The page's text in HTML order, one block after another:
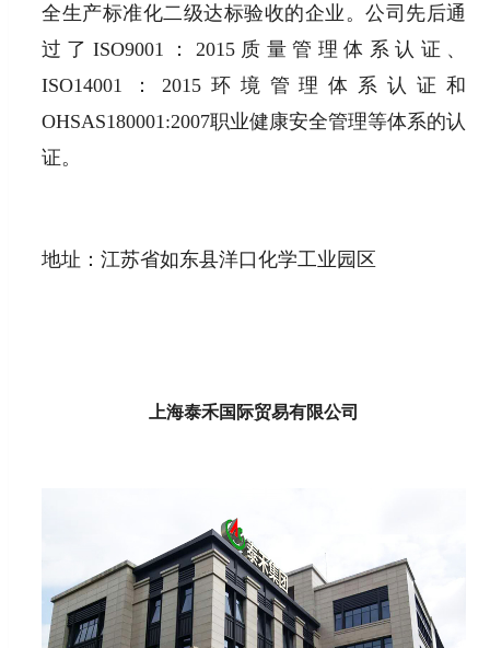
全生产标准化二级达标验收的企业。公司先后通
过了ISO9001：2015质量管理体系认证、
ISO14001：2015环境管理体系认证和
OHSAS180001:2007职业健康安全管理等体系的认
证。
地址：江苏省如东县洋口化学工业园区
上海泰禾国际贸易有限公司